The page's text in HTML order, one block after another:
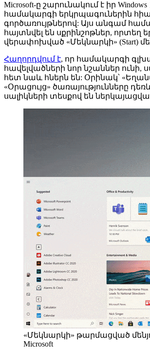
Microsoft-ը շարունակում է իր
համակարգի երկրպագուներին
գործառույթներով: Այս անգամ
հայտնվել են սքրինշոթներ, որտեղ
վերափոխված «Մեկնարկի» (Start)
Հաղորդվում է, որ համակարգի
հավելվածների նոր նշաններ ունի,
հետ նաև հներն են: Օրինակ՝
«Օրացույց» ծառայությունները
սալիկների տեսքով են
«Մեկնարկի» թարմացված
Microsoft